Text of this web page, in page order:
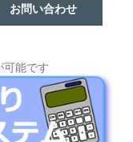
お問い合わせ
可能です